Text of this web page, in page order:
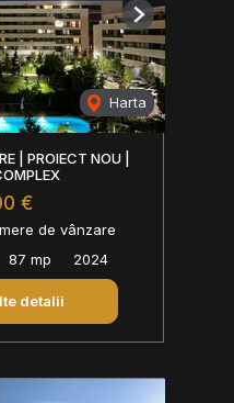
Harta
Next
| PROIECT NOU |
€
de vânzare
87 mp 2024
detalii